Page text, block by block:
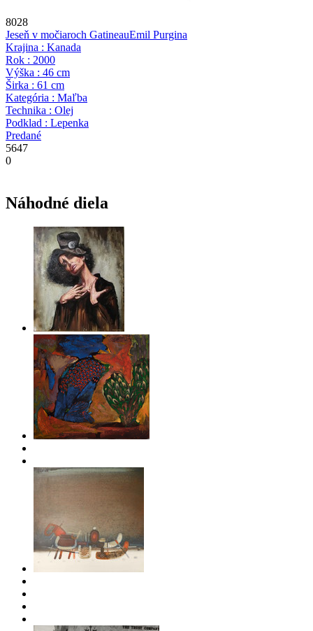
8028
Jeseň v močiaroch GatineauEmil Purgina
Krajina : Kanada
Rok : 2000
Výška : 46 cm
Širka : 61 cm
Kategória : Maľba
Technika : Olej
Podklad : Lepenka
Predané
5647
0
Náhodné diela